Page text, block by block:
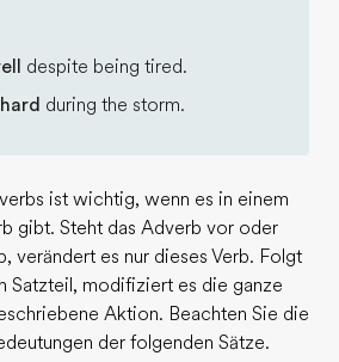
despite being tired.
hard during the storm.
ist wichtig, wenn es in einem
gibt. Steht das Adverb vor oder
verändert es nur dieses Verb. Folgt
Satzteil, modifiziert es die ganze
Aktion. Beachten Sie die
der folgenden Sätze.